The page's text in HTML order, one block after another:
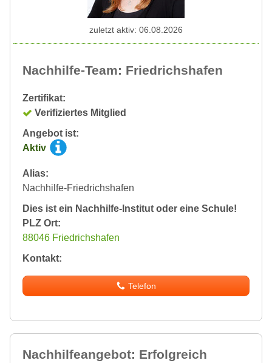
Nachhilfe-Team: Friedrichshafen
Zertifikat:
Verifiziertes Mitglied
Angebot ist:
Aktiv
Alias:
Nachhilfe-Friedrichshafen
Dies ist ein Nachhilfe-Institut oder eine Schule!
PLZ Ort:
88046 Friedrichshafen
Kontakt:
Telefon
zuletzt aktiv: 06.08.2026
Nachhilfeangebot: Erfolgreich